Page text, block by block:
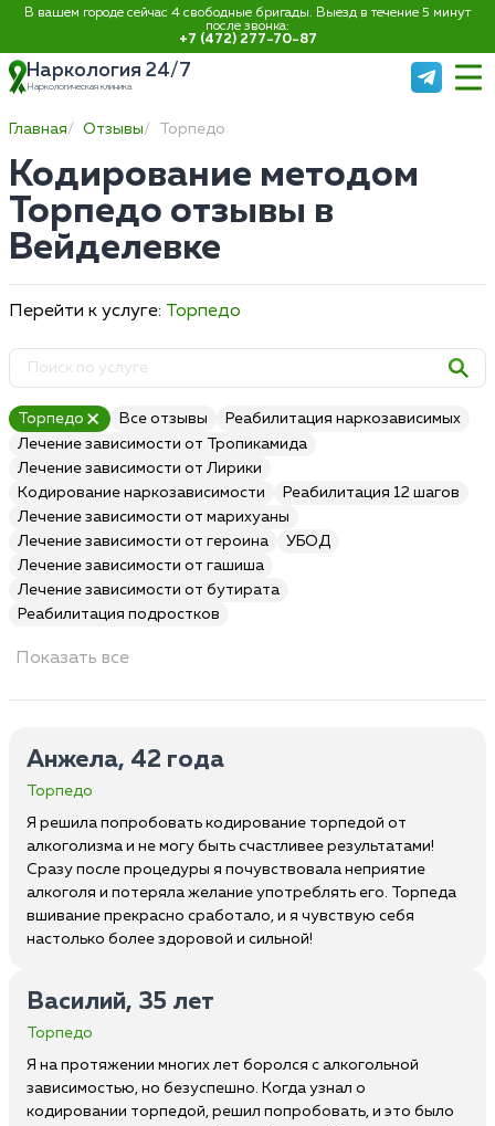
В вашем городе сейчас 4 свободные бригады. Выезд в течение 5 минут
после звонка:
+7 (472) 277-70-87
Наркология 24/7
Наркологическая клиника
Главная Отзывы Торпедо
Кодирование методом
Торпедо отзывы в
Вейделевке
Перейти к услуге: Торпедо
Торпедо Все отзывы
Реабилитация наркозависимых
Лечение зависимости от Тропикамида
Лечение зависимости от Лирики
Кодирование наркозависимости
Реабилитация 12 шагов
Лечение зависимости от марихуаны
Лечение зависимости от героина
УБОД
Лечение зависимости от гашиша
Лечение зависимости от бутирата
Реабилитация подростков
Показать все
Анжела, 42 года
Торпедо
Я решила попробовать кодирование торпедой от
алкоголизма и не могу быть счастливее результатами!
Сразу после процедуры я почувствовала неприятие
алкоголя и потеряла желание употреблять его. Торпеда
вшивание прекрасно сработало, и я чувствую себя
настолько более здоровой и сильной!
Василий, 35 лет
Торпедо
Я на протяжении многих лет боролся с алкогольной
зависимостью, но безуспешно. Когда узнал о
кодировании торпедой, решил попробовать, и это было